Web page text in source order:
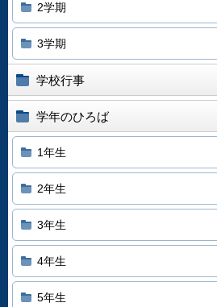
2学期
3学期
学校行事
学年のひろば
1年生
2年生
3年生
4年生
5年生